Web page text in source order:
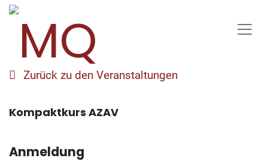
Zurück zu den Veranstaltungen
Kompaktkurs AZAV
Anmeldung